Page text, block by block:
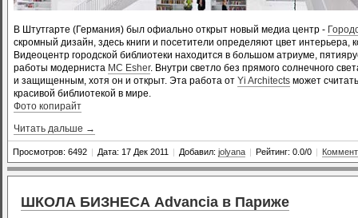
В Штутгарте (Германия) был офиально открыт новый медиа центр -
скромный дизайн, здесь книги и посетители определяют цвет
Видеоцентр городской библиотеки находится в большом атриуме,
работы модерниста MC Esher. Внутри светло без прямого солнечного
и защищенным, хотя он и открыт. Эта работа от Yi Architects может
красивой библиотекой в мире.
Фото копирайт
Читать дальше →
Просмотров: 6492 | Дата: 17 Дек 2011 | Добавил: jolyana | Рейтинг: 0.0/0 |
ШКОЛА БИЗНЕСА Advancia в Париже